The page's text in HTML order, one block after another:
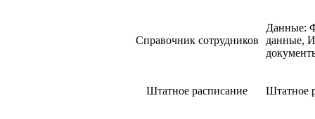
Справочник сотрудников
Данные:
данные,
Штатное расписание Штатное